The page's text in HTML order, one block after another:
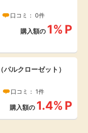
口コミ： 0件
購入額の 1% P
パルクローゼット）
口コミ： 1件
購入額の 1.4% P